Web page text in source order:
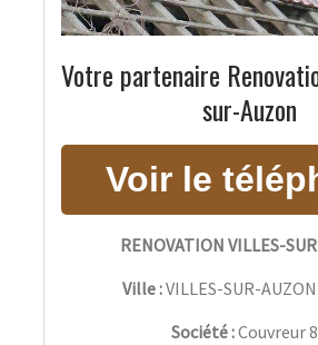
Votre partenaire
sur-Auzon
RENOVATION VILLES-
Ville :VILLES-SUR-AUZON
Société :Couvreur